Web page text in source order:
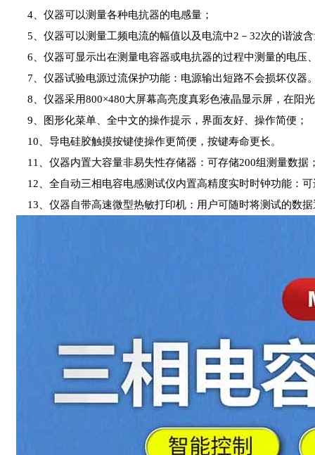
4、仪器可以测量各种电抗器的电感量；
5、仪器可以测量工频电流的幅值以及电流中2－32次的谐波
6、仪器可显示出在测量电容器或电抗器的过程中测量的电压
7、仪器试验电源过流保护功能：电源输出短路不会损坏仪器
8、仪器采用800×480大屏幕高亮度真彩色液晶显示屏，在阳
9、图形化菜单、全中文的操作提示，界面友好、操作简便；
10、导电硅胶触摸按键使操作更简便，按键寿命更长。
11、仪器内置大容量非易失性存储器：可存储200组测量数据
12、全自动三相电容电感测试仪内置高精度实时时钟功能：
13、仪器自带高速微型热敏打印机：用户可随时将测试的数